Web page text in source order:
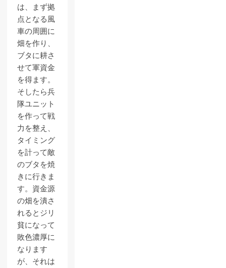
は、まず拠
点となる風
車の周囲に
畑を作り、
ブタに耕さ
せて軍資金
を得ます。
そしたら兵
隊ユニット
を作って戦
力を整え、
タイミング
を計って敵
のブタを焼
きに行きま
す。資金源
の畑を潰さ
れるとジリ
貧になって
敗色濃厚に
なります
が、それは